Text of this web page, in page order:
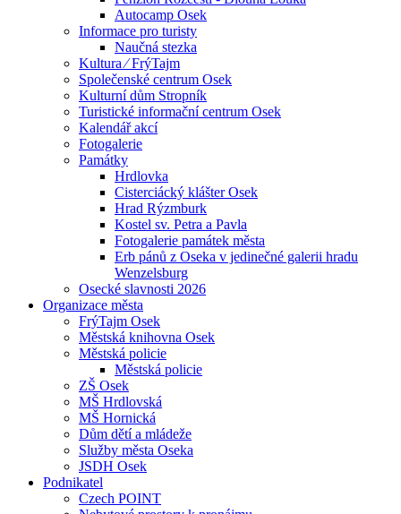
Autocamp Osek
Informace pro turisty
Naučná stezka
Kultura ⁄ FrýTajm
Společenské centrum Osek
Kulturní dům Stropník
Turistické informační centrum Osek
Kalendář akcí
Fotogalerie
Památky
Hrdlovka
Cisterciácký klášter Osek
Hrad Rýzmburk
Kostel sv. Petra a Pavla
Fotogalerie památek města
Erb pánů z Oseka v jedinečné galerii hradu
Wenzelsburg
Osecké slavnosti 2026
Organizace města
FrýTajm Osek
Městská knihovna Osek
Městská policie
Městská policie
ZŠ Osek
MŠ Hrdlovská
MŠ Hornická
Dům dětí a mládeže
Služby města Oseka
JSDH Osek
Podnikatel
Czech POINT